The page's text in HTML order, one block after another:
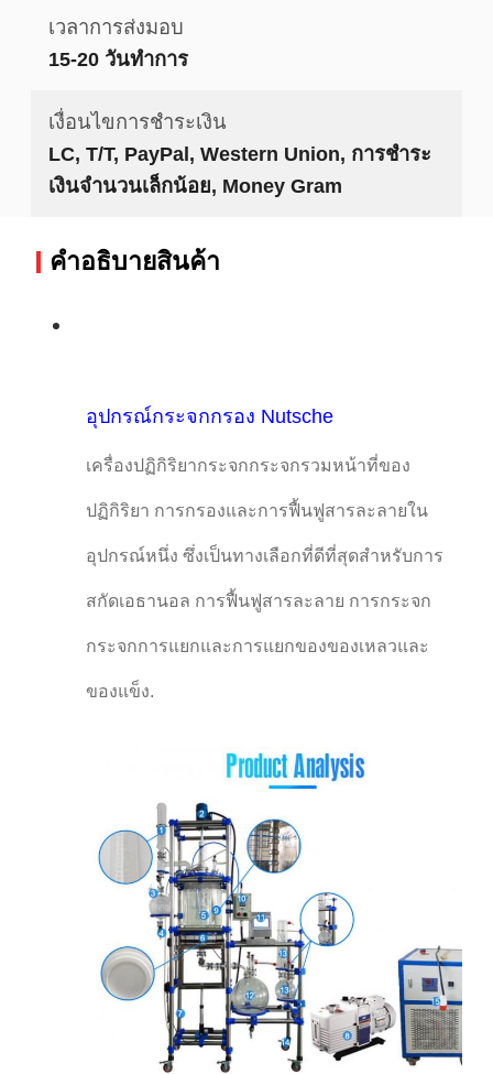
เวลาการส่งมอบ
15-20 วันทำการ
เงื่อนไขการชำระเงิน
LC, T/T, PayPal, Western Union, การชำระ
เงินจำนวนเล็กน้อย, Money Gram
คําอธิบายสินค้า
อุปกรณ์กระจกกรอง Nutsche
เครื่องปฏิกิริยากระจกกระจกรวมหน้าที่ของ
ปฏิกิริยา การกรองและการฟื้นฟูสารละลายใน
อุปกรณ์หนึ่ง ซึ่งเป็นทางเลือกที่ดีที่สุดสําหรับการ
สกัดเอธานอล การฟื้นฟูสารละลาย การกระจก
กระจกการแยกและการแยกของของเหลวและ
ของแข็ง.